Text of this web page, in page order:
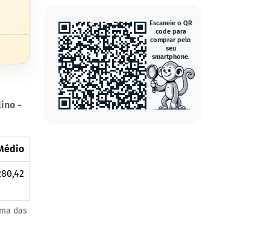
-
das
Escaneie o QR
code para
comprar pelo
seu
smartphone.